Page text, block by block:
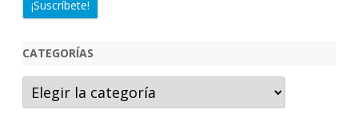
CATEGORÍAS
Categorías